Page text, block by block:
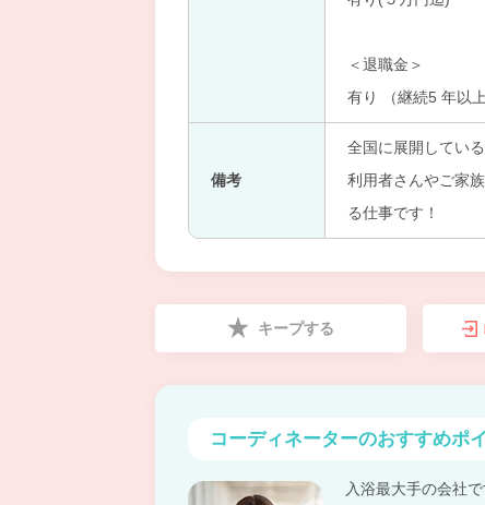
＜退職金＞
有り （継続5 年以上
備考
全国に展開してい
利用者さんやご家
る仕事です！
キープする
コーディネーターのおすすめポ
入浴最大手の会社